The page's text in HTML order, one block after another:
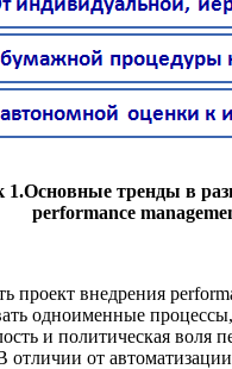
1.Основные тренды в
performance
проект внедрения
одноименные процессы,
и политическая воля
отличии от